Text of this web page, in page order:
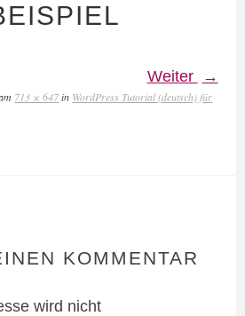
Weiter
713 × 647in WordPress Tutorial (deutsch) für
KOMMENTAR
wird nicht